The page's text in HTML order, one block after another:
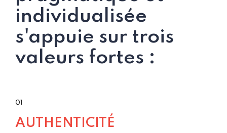
individualisée
s'appuie sur trois
valeurs fortes :
01
AUTHENTICITÉ